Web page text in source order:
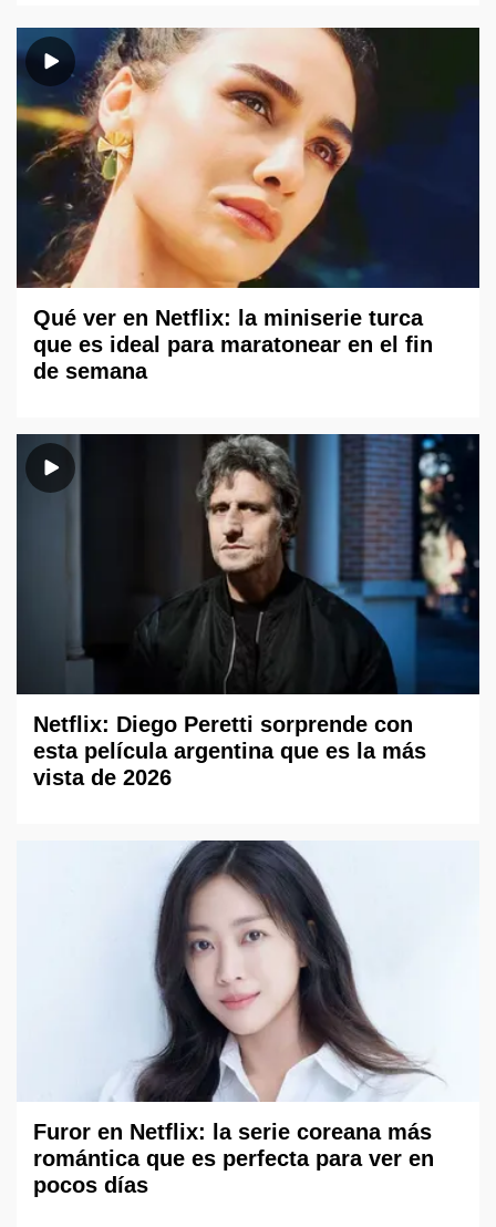
Qué ver en Netflix: la miniserie turca
que es ideal para maratonear en el fin
de semana
Netflix: Diego Peretti sorprende con
esta película argentina que es la más
vista de 2026
Furor en Netflix: la serie coreana más
romántica que es perfecta para ver en
pocos días